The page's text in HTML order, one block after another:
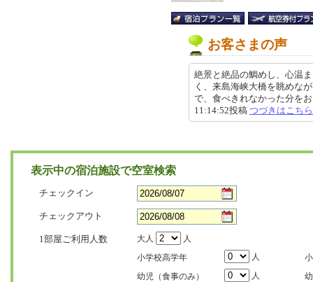
お客さまの声
絶景と絶品の鯛めし、心温
く、来島海峡大橋を眺めな
で、食べきれなかった分を
11:14:52投稿 つづきはこちら
表示中の宿泊施設で空室検索
チェックイン
チェックアウト
1部屋ご利用人数 大人
人
小学校高学年
人
幼児（食事のみ）
人